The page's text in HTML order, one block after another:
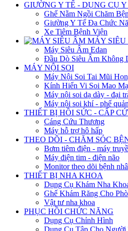
GIƯỜNG Y TẾ - DỤNG CỤ Y
Ghế Nằm Ngồi Chăm
Giường Y Tế Đa Chức
Xe Tiêm Bệnh Viện
MÁY
Máy Siêu Âm Edan
Đầu Dò Siêu Âm Không
MÁY NỘI SOI
Máy Nội Soi Tai Mũi
Kính Hiển Vi Soi Mao
Máy nội soi dạ dày - đại
Máy nội soi khí - phế quản
THIẾT BỊ HỒI SỨC - CẤP
Cáng Cứu Thương
Máy hỗ trợ hô hấp
THEO DÕI - CHĂM SÓC
Bơm tiêm điện - máy
Máy điện tim - điện não
Monitor theo dõi bệnh
THIẾT BỊ NHA KHOA
Dụng Cụ Khám Nha
Ghế Khám Răng Cho
Vật tư nha khoa
PHỤC HỒI CHỨC NĂNG
Dụng Cụ Chỉnh Hình
Dụng Cụ Tập Cho Người